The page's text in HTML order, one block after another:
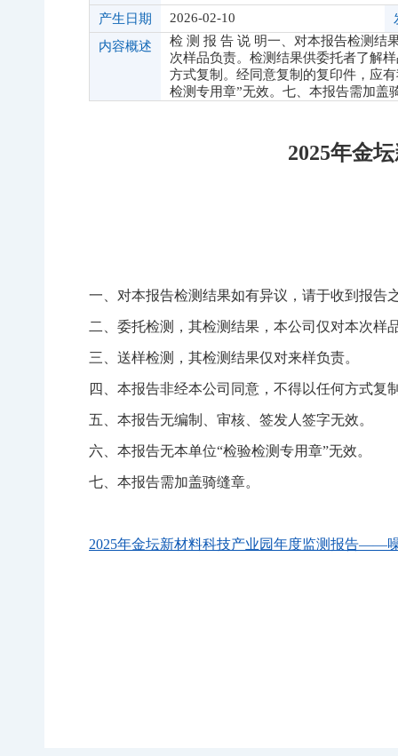
产生日期
2026-02-10
内容概述
检 测 报 告 说 明一、对本报告检测结
次样品负责。检测结果供委托者了解
方式复制。经同意复制的复印件，应
检测专用章”无效。七、本报告需加盖
2025年金
一、对本报告检测结果如有异议，请于收到报告
二、委托检测，其检测结果，本公司仅对本次样
三、送样检测，其检测结果仅对来样负责。
四、本报告非经本公司同意，不得以任何方式
五、本报告无编制、审核、签发人签字无效。
六、本报告无本单位“检验检测专用章”无效。
七、本报告需加盖骑缝章。
2025年金坛新材料科技产业园年度监测报告——